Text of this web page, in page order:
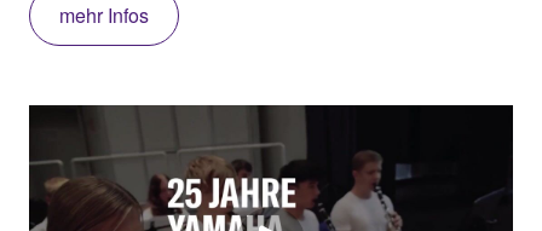
mehr Infos